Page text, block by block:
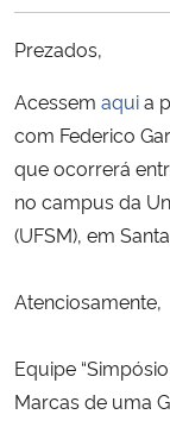
Ministério de Minas e
Ministério do Meio
Ministério do Turismo
Ministério do
Controladoria-Geral da
Prezados,
Acessem aquia
com Federico
que ocorrerá
no campus da
(UFSM), em
Atenciosamente,
Equipe
Marcas de uma